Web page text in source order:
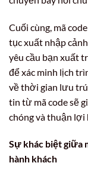
Cuối cùng, mã
tục xuất nhập
yêu cầu bạn xuất
để xác minh lịch
về thời gian lưu
tin từ mã code sẽ
chóng và thuận lợi
Sự khác biệt giữa
hành khách